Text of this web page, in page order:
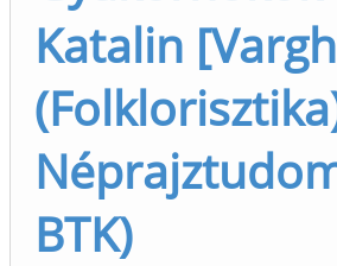
Katalin
BTK)